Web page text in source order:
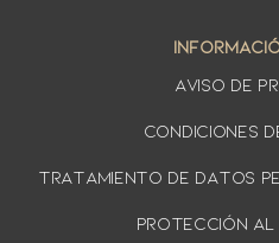
AVISO DE
Condiciones
TRATAMIENTO DE DATOS
PROTECCIÓN